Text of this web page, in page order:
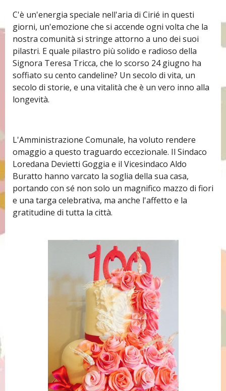
C'è un'energia speciale nell'aria di Cirié in questi
giorni, un'emozione che si accende ogni volta che la
nostra comunità si stringe attorno a uno dei suoi
pilastri. E quale pilastro più solido e radioso della
Signora Teresa Tricca, che lo scorso 24 giugno ha
soffiato su cento candeline? Un secolo di vita, un
secolo di storie, e una vitalità che è un vero inno alla
longevità.
L'Amministrazione Comunale, ha voluto rendere
omaggio a questo traguardo eccezionale. Il Sindaco
Loredana Devietti Goggia e il Vicesindaco Aldo
Buratto hanno varcato la soglia della sua casa,
portando con sé non solo un magnifico mazzo di fiori
e una targa celebrativa, ma anche l'affetto e la
gratitudine di tutta la città.